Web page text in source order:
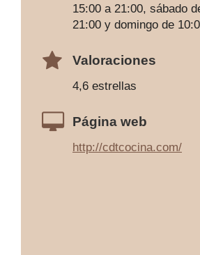
15:00 a 21:00, sábado
21:00 y domingo de
Valoraciones
4,6 estrellas
Página web
http://cdtcocina.com/